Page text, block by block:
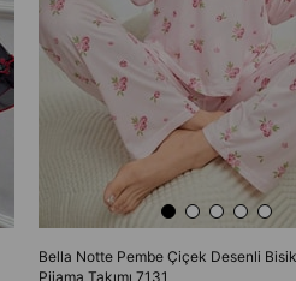
Bella Notte Pembe Çiçek Desenli
Pijama Takımı 7131